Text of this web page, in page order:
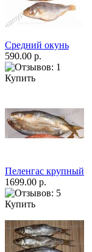
Средний окунь
590.00 р.
Купить
Пеленгас крупный
1699.00 р.
Купить